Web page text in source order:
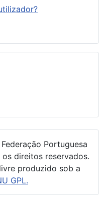
Portuguesa
direitos reservados.
produzido sob a
GPL.